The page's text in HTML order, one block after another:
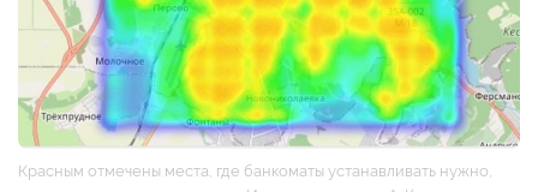
Красным отмечены места, где банкоматы устанавливать нужно,